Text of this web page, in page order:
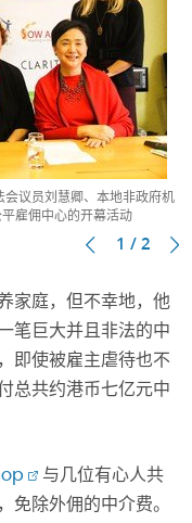
议员刘慧卿、本地非政府机
雇佣中心的开幕活动
1 / 2
家庭，但不幸地，他
笔巨大并且非法的中
即使被雇主虐待也不
总共约港币七亿元中
与几位有心人共
免除外佣的中介费。